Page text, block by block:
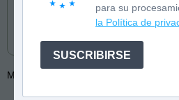
para su
la Política de
SUSCRIBIRSE
Más de: